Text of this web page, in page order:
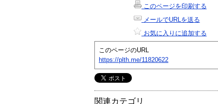
このページを印刷する
メールでURLを送る
お気に入りに追加する
このページのURL
https://plth.me/11820622
関連カテゴリ